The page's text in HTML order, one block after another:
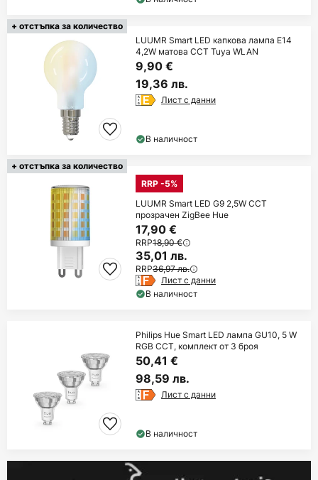
+ отстъпка за количество
LUUMR Smart LED капкова лампа E14
4,2W матова CCT Tuya WLAN
9,90 €
19,36 лв.
Лист с данни
В наличност
+ отстъпка за количество
RRP -5%
LUUMR Smart LED G9 2,5W CCT
прозрачен ZigBee Hue
17,90 €
RRP18,90 €
35,01 лв.
RRP36,97 лв.
Лист с данни
В наличност
Philips Hue Smart LED лампа GU10, 5 W
RGB CCT, комплект от 3 броя
50,41 €
98,59 лв.
Лист с данни
В наличност